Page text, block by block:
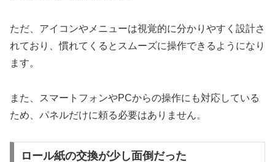
ただ、アイコンやメニューは視覚的に分かりやすく設計さ
れており、慣れてくるとスムーズに操作できるようになり
ます。
また、スマートフォンやPCからの操作にも対応している
ため、パネルだけに頼る必要はありません。
ロール紙の交換が少し面倒だった